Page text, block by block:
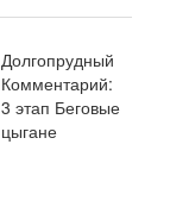
Долгопрудный
Комментарий:
3 этап Беговые
цыгане